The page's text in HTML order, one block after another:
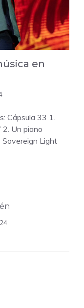
en
Cápsula 33 1.
2. Un piano
Sovereign Light